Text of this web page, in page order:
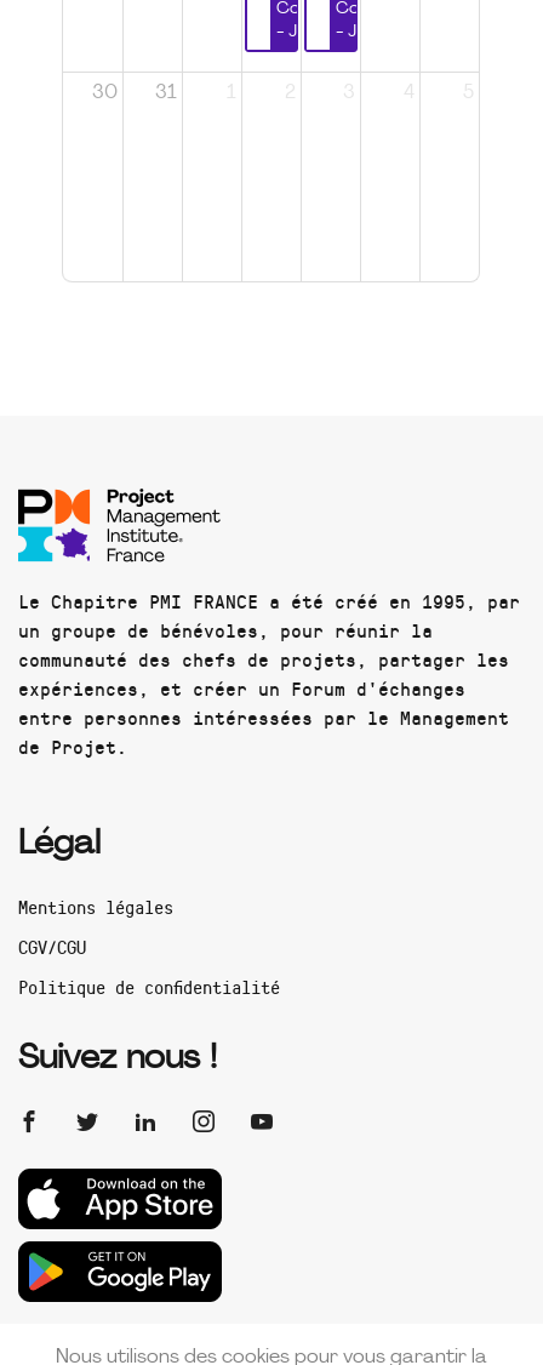
Complexes
- Jour 1
Complexes
- Jour 2
30 31 1 2 3 4 5
Le Chapitre PMI FRANCE a été créé en 1995, par
un groupe de bénévoles, pour réunir la
communauté des chefs de projets, partager les
expériences, et créer un Forum d'échanges
entre personnes intéressées par le Management
de Projet.
Légal
Mentions légales
CGV/CGU
Politique de confidentialité
Suivez nous !
Nous utilisons des cookies pour vous garantir la